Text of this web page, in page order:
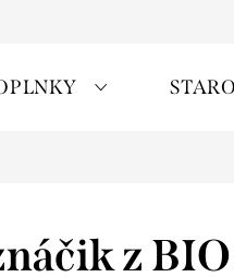
z